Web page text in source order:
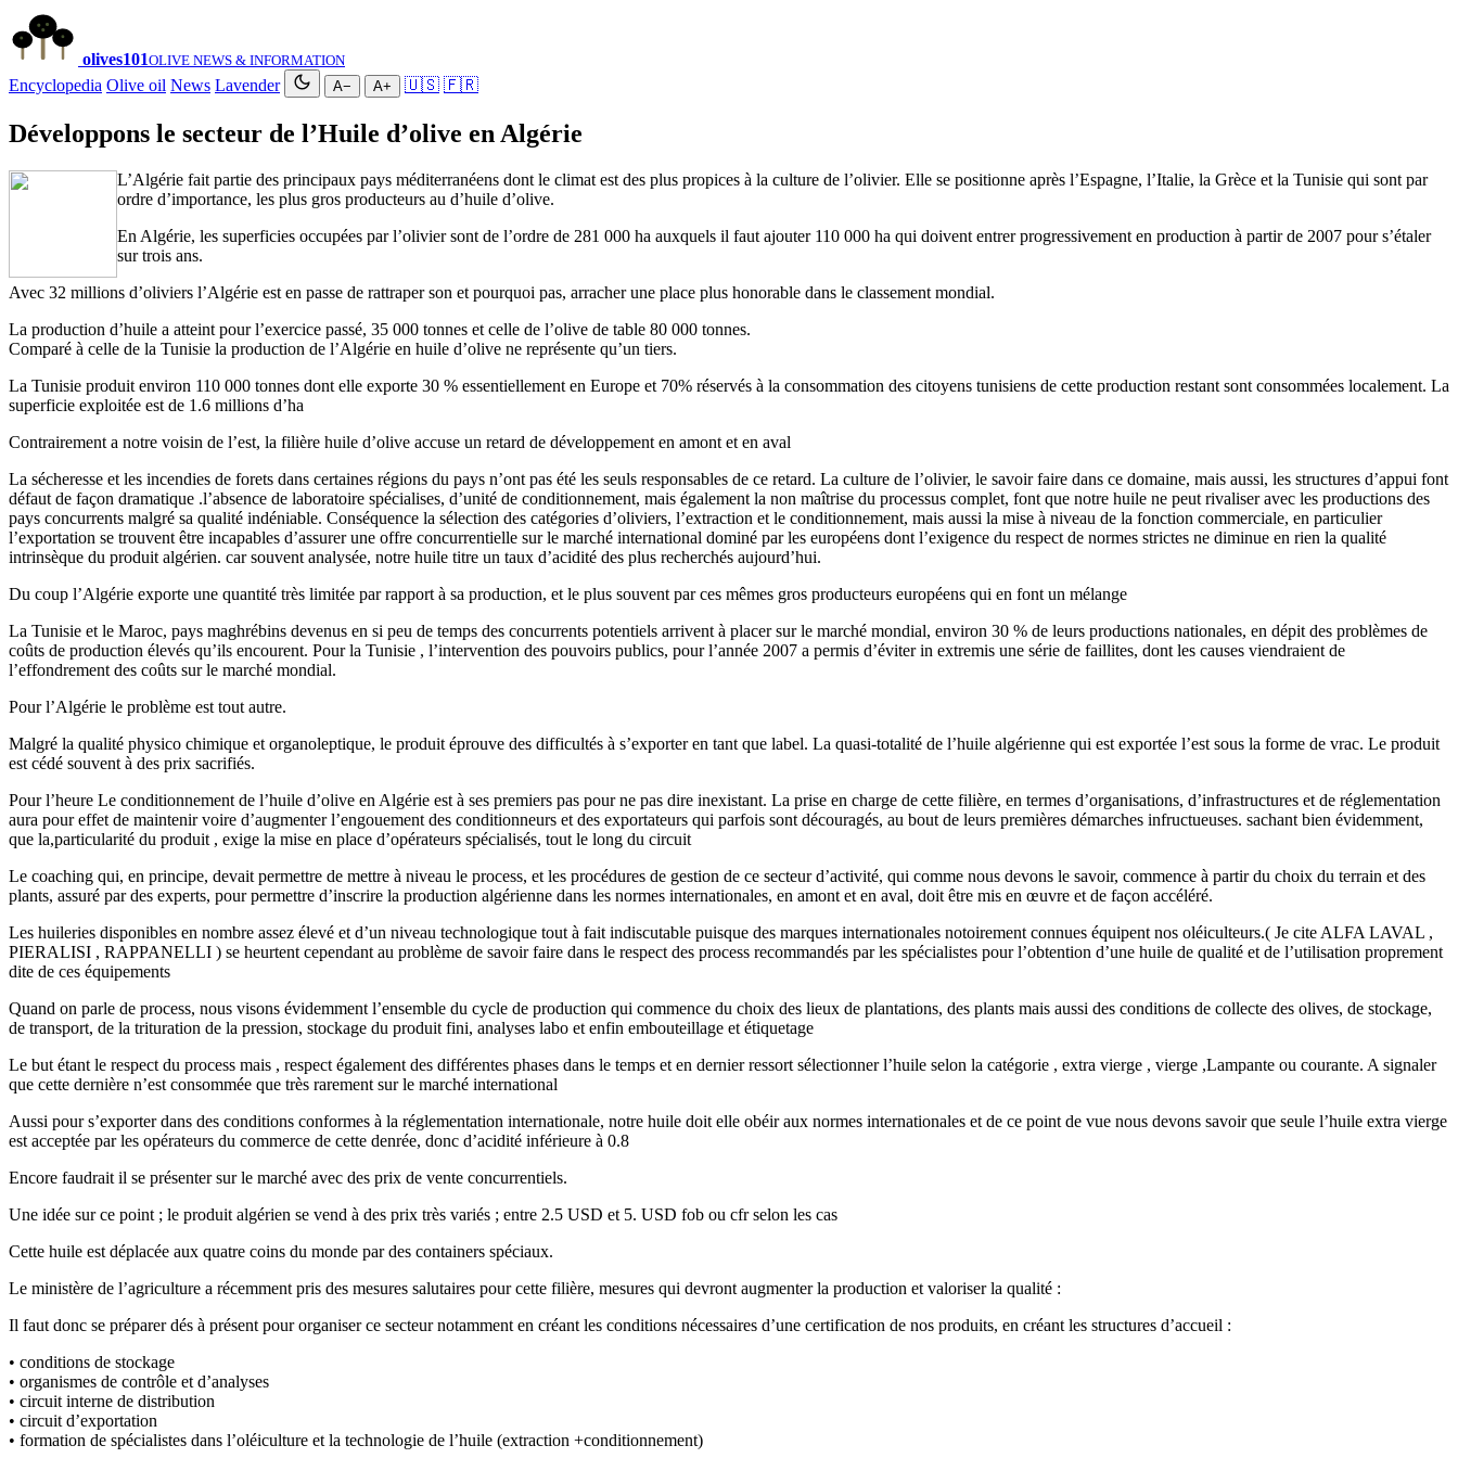
olives101OLIVE NEWS & INFORMATION
Encyclopedia Olive oil News Lavender A− A+ 🇺🇸 🇫🇷
Développons le secteur de l’Huile d’olive en Algérie
L’Algérie fait partie des principaux pays méditerranéens dont le climat est des plus propices à la culture de l’olivier. Elle se positionne après l’Espagne, l’Italie, la Grèce et la Tunisie qui sont par
ordre d’importance, les plus gros producteurs au d’huile d’olive.
En Algérie, les superficies occupées par l’olivier sont de l’ordre de 281 000 ha auxquels il faut ajouter 110 000 ha qui doivent entrer progressivement en production à partir de 2007 pour s’étaler
sur trois ans.
Avec 32 millions d’oliviers l’Algérie est en passe de rattraper son et pourquoi pas, arracher une place plus honorable dans le classement mondial.
La production d’huile a atteint pour l’exercice passé, 35 000 tonnes et celle de l’olive de table 80 000 tonnes.
Comparé à celle de la Tunisie la production de l’Algérie en huile d’olive ne représente qu’un tiers.
La Tunisie produit environ 110 000 tonnes dont elle exporte 30 % essentiellement en Europe et 70% réservés à la consommation des citoyens tunisiens de cette production restant sont consommées localement. La
superficie exploitée est de 1.6 millions d’ha
Contrairement a notre voisin de l’est, la filière huile d’olive accuse un retard de développement en amont et en aval
La sécheresse et les incendies de forets dans certaines régions du pays n’ont pas été les seuls responsables de ce retard. La culture de l’olivier, le savoir faire dans ce domaine, mais aussi, les structures d’appui font
défaut de façon dramatique .l’absence de laboratoire spécialises, d’unité de conditionnement, mais également la non maîtrise du processus complet, font que notre huile ne peut rivaliser avec les productions des
pays concurrents malgré sa qualité indéniable. Conséquence la sélection des catégories d’oliviers, l’extraction et le conditionnement, mais aussi la mise à niveau de la fonction commerciale, en particulier
l’exportation se trouvent être incapables d’assurer une offre concurrentielle sur le marché international dominé par les européens dont l’exigence du respect de normes strictes ne diminue en rien la qualité
intrinsèque du produit algérien. car souvent analysée, notre huile titre un taux d’acidité des plus recherchés aujourd’hui.
Du coup l’Algérie exporte une quantité très limitée par rapport à sa production, et le plus souvent par ces mêmes gros producteurs européens qui en font un mélange
La Tunisie et le Maroc, pays maghrébins devenus en si peu de temps des concurrents potentiels arrivent à placer sur le marché mondial, environ 30 % de leurs productions nationales, en dépit des problèmes de
coûts de production élevés qu’ils encourent. Pour la Tunisie , l’intervention des pouvoirs publics, pour l’année 2007 a permis d’éviter in extremis une série de faillites, dont les causes viendraient de
l’effondrement des coûts sur le marché mondial.
Pour l’Algérie le problème est tout autre.
Malgré la qualité physico chimique et organoleptique, le produit éprouve des difficultés à s’exporter en tant que label. La quasi-totalité de l’huile algérienne qui est exportée l’est sous la forme de vrac. Le produit
est cédé souvent à des prix sacrifiés.
Pour l’heure Le conditionnement de l’huile d’olive en Algérie est à ses premiers pas pour ne pas dire inexistant. La prise en charge de cette filière, en termes d’organisations, d’infrastructures et de réglementation
aura pour effet de maintenir voire d’augmenter l’engouement des conditionneurs et des exportateurs qui parfois sont découragés, au bout de leurs premières démarches infructueuses. sachant bien évidemment,
que la,particularité du produit , exige la mise en place d’opérateurs spécialisés, tout le long du circuit
Le coaching qui, en principe, devait permettre de mettre à niveau le process, et les procédures de gestion de ce secteur d’activité, qui comme nous devons le savoir, commence à partir du choix du terrain et des
plants, assuré par des experts, pour permettre d’inscrire la production algérienne dans les normes internationales, en amont et en aval, doit être mis en œuvre et de façon accéléré.
Les huileries disponibles en nombre assez élevé et d’un niveau technologique tout à fait indiscutable puisque des marques internationales notoirement connues équipent nos oléiculteurs.( Je cite ALFA LAVAL ,
PIERALISI , RAPPANELLI ) se heurtent cependant au problème de savoir faire dans le respect des process recommandés par les spécialistes pour l’obtention d’une huile de qualité et de l’utilisation proprement
dite de ces équipements
Quand on parle de process, nous visons évidemment l’ensemble du cycle de production qui commence du choix des lieux de plantations, des plants mais aussi des conditions de collecte des olives, de stockage,
de transport, de la trituration de la pression, stockage du produit fini, analyses labo et enfin embouteillage et étiquetage
Le but étant le respect du process mais , respect également des différentes phases dans le temps et en dernier ressort sélectionner l’huile selon la catégorie , extra vierge , vierge ,Lampante ou courante. A signaler
que cette dernière n’est consommée que très rarement sur le marché international
Aussi pour s’exporter dans des conditions conformes à la réglementation internationale, notre huile doit elle obéir aux normes internationales et de ce point de vue nous devons savoir que seule l’huile extra vierge
est acceptée par les opérateurs du commerce de cette denrée, donc d’acidité inférieure à 0.8
Encore faudrait il se présenter sur le marché avec des prix de vente concurrentiels.
Une idée sur ce point ; le produit algérien se vend à des prix très variés ; entre 2.5 USD et 5. USD fob ou cfr selon les cas
Cette huile est déplacée aux quatre coins du monde par des containers spéciaux.
Le ministère de l’agriculture a récemment pris des mesures salutaires pour cette filière, mesures qui devront augmenter la production et valoriser la qualité :
Il faut donc se préparer dés à présent pour organiser ce secteur notamment en créant les conditions nécessaires d’une certification de nos produits, en créant les structures d’accueil :
• conditions de stockage
• organismes de contrôle et d’analyses
• circuit interne de distribution
• circuit d’exportation
• formation de spécialistes dans l’oléiculture et la technologie de l’huile (extraction +conditionnement)